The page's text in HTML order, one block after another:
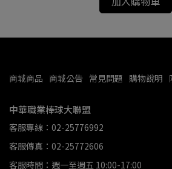
商城商品 商城公告 常見問題 購物說明
中華職業棒球大聯盟
客服專線：02-25776992
客服傳真：02-25772606
客服時間：週一至週五 10:00-17:00